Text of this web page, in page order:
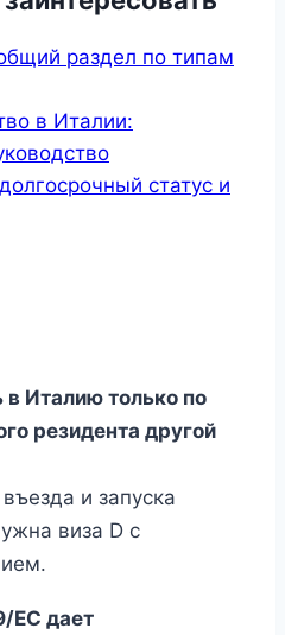
раздел по типам
в Италии:
статус и
Италию только по
резидента другой
и запуска
виза D с
EC дает